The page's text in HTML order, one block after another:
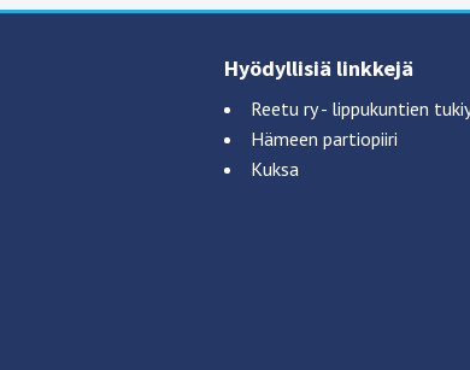
Hyödyllisiä linkkejä
Reetu ry - lippukuntien
Hämeen partiopiiri
Kuksa